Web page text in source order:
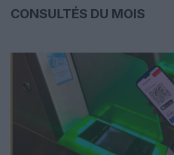
CONSULTÉS DU MOIS